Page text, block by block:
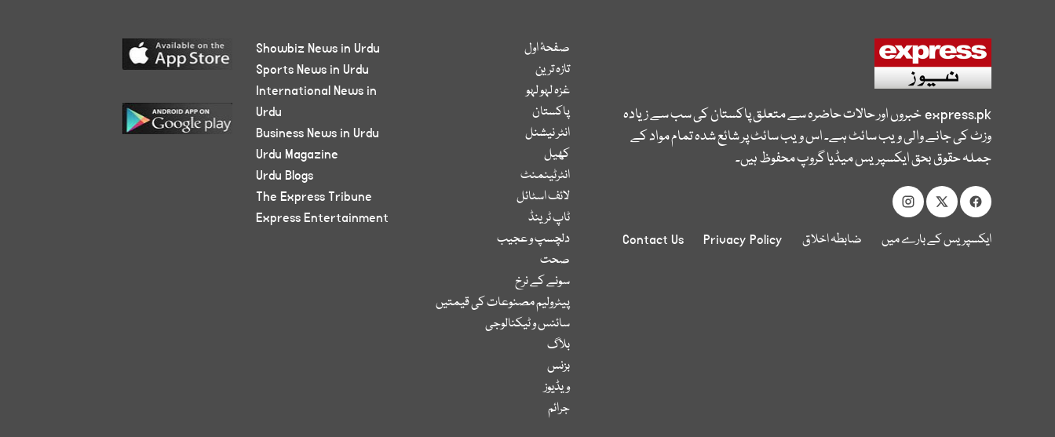
express.pkخبروں اور حالات حاضرہ سے متعلق پاکستان کی سب سے زیادہ
وزٹ کی جانے والی ویب سائٹ ہے۔ اس ویب سائٹ پر شائع شدہ تمام مواد کے
جملہ حقوق بحق ایکسپریس میڈیا گروپ محفوظ ہیں۔
ایکسپریس کے بارے میں ضابطہ اخلاق Privacy Policy
Contact Us
صفحۂ اول
تازہ ترین
غزہ لہو لہو
پاکستان
انٹر نیشنل
کھیل
انٹرٹینمنٹ
لائف اسٹائل
ٹاپ ٹرینڈ
دلچسپ و عجیب
صحت
سونے کے نرخ
پیٹرولیم مصنوعات کی قیمتیں
سائنس و ٹیکنالوجی
بلاگ
بزنس
ویڈیوز
جرائم
Showbiz News in Urdu
Sports News in Urdu
International News in
Urdu
Business News in Urdu
Urdu Magazine
Urdu Blogs
The Express Tribune
Express Entertainment